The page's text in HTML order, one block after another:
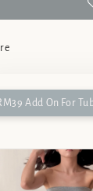
Add On For